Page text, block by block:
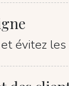
évitez